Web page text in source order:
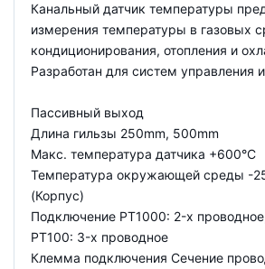
Канальный датчик температуры
измерения температуры в газовых
кондиционирования, отопления и
Разработан для систем управления
Пассивный выход
Длина гильзы 250mm, 500mm
Макс. температура датчика +600°C
Температура окружающей среды -
(Корпус)
Подключение PT1000: 2-х
PT100: 3-х проводное
Клемма подключения Сечение